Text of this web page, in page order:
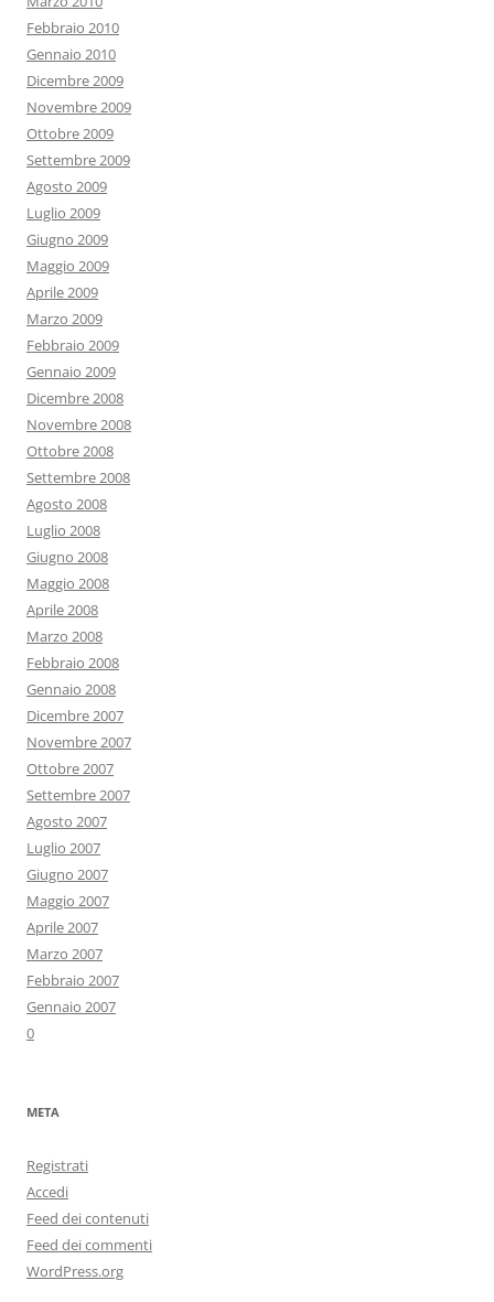
Febbraio 2010
Gennaio 2010
Dicembre 2009
Novembre 2009
Ottobre 2009
Settembre 2009
Agosto 2009
Luglio 2009
Giugno 2009
Maggio 2009
Aprile 2009
Marzo 2009
Febbraio 2009
Gennaio 2009
Dicembre 2008
Novembre 2008
Ottobre 2008
Settembre 2008
Agosto 2008
Luglio 2008
Giugno 2008
Maggio 2008
Aprile 2008
Marzo 2008
Febbraio 2008
Gennaio 2008
Dicembre 2007
Novembre 2007
Ottobre 2007
Settembre 2007
Agosto 2007
Luglio 2007
Giugno 2007
Maggio 2007
Aprile 2007
Marzo 2007
Febbraio 2007
Gennaio 2007
0
META
Registrati
Accedi
Feed dei contenuti
Feed dei commenti
WordPress.org